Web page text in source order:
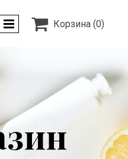
 Корзина (0)